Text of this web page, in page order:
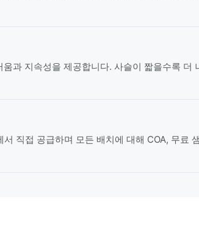
과 지속성을 제공합니다. 사슬이 짧을수록 더
직접 공급하며 모든 배치에 대해 COA, 무료